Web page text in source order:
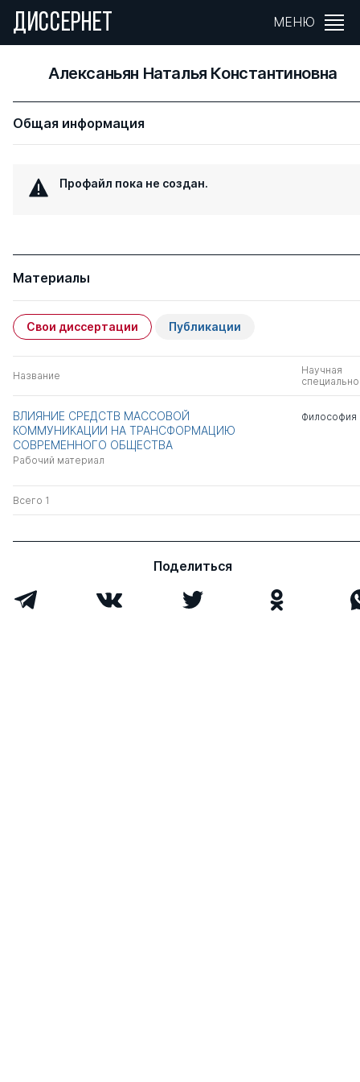
ДИССЕРНЕТ МЕНЮ
Алексаньян Наталья Константиновна
Общая информация
Профайл пока не создан.
Материалы
Свои диссертации Публикации
Название
Научная
ВЛИЯНИЕ СРЕДСТВ МАССОВОЙ
КОММУНИКАЦИИ НА ТРАНСФОРМАЦИЮ
СОВРЕМЕННОГО ОБЩЕСТВА
Рабочий материал
Философия
Всего 1
Поделиться